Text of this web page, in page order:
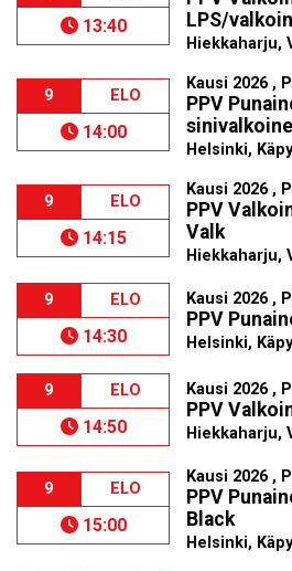
13:40
LPS/
Hiekkaharju,
9 ELO
14:00
Kausi 2026 ,
PPV
Helsinki,
9 ELO
14:15
Kausi 2026 ,
PPV
Valk
Hiekkaharju,
9 ELO
14:30
Kausi 2026 ,
PPV
Helsinki,
9 ELO
14:50
Kausi 2026 ,
PPV
Hiekkaharju,
9 ELO
15:00
Kausi 2026 ,
PPV
Black
Helsinki,